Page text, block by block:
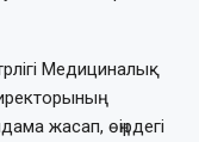
Медициналық
жасап, өңірдегі